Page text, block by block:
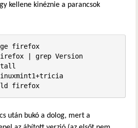
kellene kinéznie a parancsok
firefox
| grep Version
firefox
után bukó a dolog, mert a